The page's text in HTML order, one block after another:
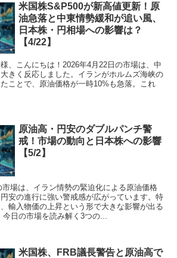
米国株S&P500が新高値更新！原
油急落と中東情勢緩和が追い風、
日本株・円相場への影響は？
【4/22】
、こんにちは！2026年4月22日の市場は、中
きく反応しました。イランがホルムズ海峡の
たことで、原油価格が一時10%も急落。これ
原油高・円安のダブルパンチ警
戒！市場の動向と日本株への影響
【5/2】
場は、イラン情勢の緊迫化による原油価格
安の進行に強い警戒感が広がっています。特
輸入物価の上昇という形で大きな影響が出る
日の市場を読み解く3つの...
米国株、FRB議長警告と原油高で